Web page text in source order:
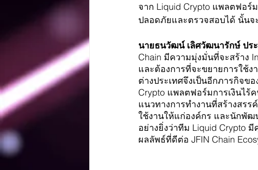
จาก Liquid Crypto แพลตฟอร์
ปลอดภัยและตรวจสอบได้ นั้นจ
นายธนวัฒน์ เลิศวัฒนารักษ์ ประ
Chain มีความมุ่งมั่นที่จะสร้าง
และต้องการที่จะขยายการใช้
ต่างประเทศจึงเป็นอีกภารกิจข
Crypto แพลตฟอร์มการเงินไร้
แนวทางการทำงานที่สร้างสร
ใช้งานให้แก่องค์กร และนักพัฒ
อย่างยิ่งว่าทีม Liquid Crypto
ผลลัพธ์ที่ดีต่อ JFIN Chain